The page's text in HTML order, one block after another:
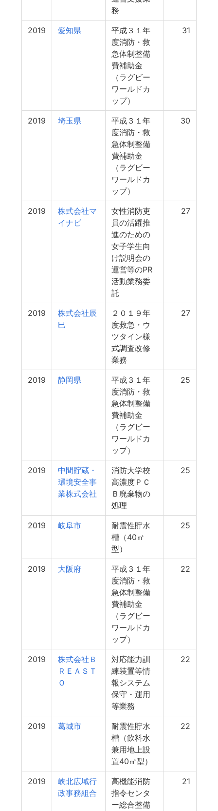
務
2019 愛知県
平成３１年
度消防・救
急体制整備
費補助金
（ラグビー
ワールドカ
ップ）
31
2019 埼玉県
平成３１年
度消防・救
急体制整備
費補助金
（ラグビー
ワールドカ
ップ）
30
2019
株式会社マ
イナビ
女性消防吏
員の活躍推
進のための
女子学生向
け説明会の
運営等のPR
活動業務委
託
27
2019
株式会社辰
巳
２０１９年
度救急・ウ
ツタイン様
式調査改修
業務
27
2019 静岡県
平成３１年
度消防・救
急体制整備
費補助金
（ラグビー
ワールドカ
ップ）
25
2019
中間貯蔵・
環境安全事
業株式会社
消防大学校
高濃度ＰＣ
Ｂ廃棄物の
処理
25
2019 岐阜市
耐震性貯水
槽（40㎥
型）
25
2019 大阪府
平成３１年
度消防・救
急体制整備
費補助金
（ラグビー
ワールドカ
ップ）
22
2019
株式会社Ｂ
ＲＥＡＳＴ
Ｏ
対応能力訓
練装置等情
報システム
保守・運用
等業務
22
2019 葛城市
耐震性貯水
槽（飲料水
兼用地上設
置40㎥型）
22
2019
峡北広域行
政事務組合
高機能消防
指令センタ
ー総合整備
21